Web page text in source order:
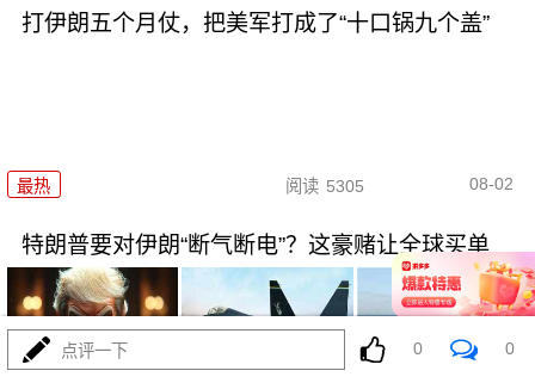
打伊朗五个月仗，把美军打成了“十口锅九个盖”
最热 阅读 5305 08-02
特朗普要对伊朗“断气断电”？这豪赌让全球买单
点评一下 0 0